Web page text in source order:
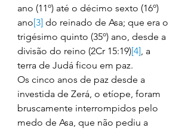
ano (11º) até o décimo sexto (16º)
ano[3] do reinado de Asa; que era o
trigésimo quinto (35º) ano, desde a
divisão do reino (2Cr 15:19)[4], a
terra de Judá ficou em paz.
Os cinco anos de paz desde a
investida de Zerá, o etíope, foram
bruscamente interrompidos pelo
medo de Asa, que não pediu a